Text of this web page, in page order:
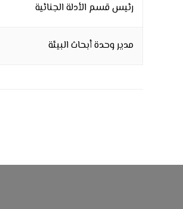
رئيس قسم الأدلة الجنائية
مدير وحدة أبحاث البيئة